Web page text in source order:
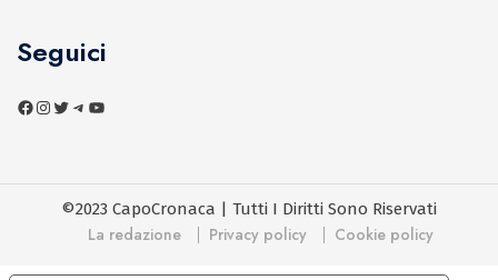
Seguici
©2023 CapoCronaca | Tutti I Diritti Sono Riservati
La redazione Privacy policy Cookie policy